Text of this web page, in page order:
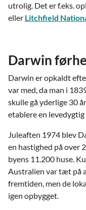
utrolig. Det er f.eks.
eller Litchfield
Darwin
Darwin er opkaldt
var med, da man i
skulle gå yderlige 30
etablere en
Juleaften 1974 blev
en hastighed på over
byens 11.200 huse.
Australien var tæt på
fremtiden, men de
igen opbygget.